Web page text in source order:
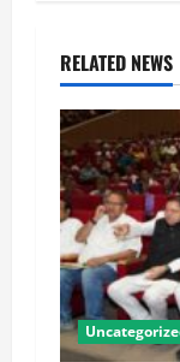
i
g
a
t
i
o
RELATED NEWS